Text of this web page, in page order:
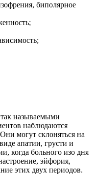
биполярное
так называемыми
наблюдаются
могут склоняться на
апатии, грусти и
когда больного изо дня
эйфория,
этих двух периодов.